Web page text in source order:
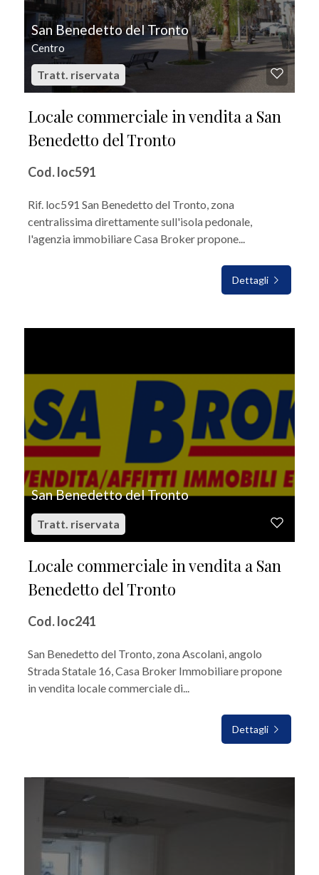
San Benedetto del Tronto
Centro
Tratt. riservata
Locale commerciale in vendita a San
Benedetto del Tronto
Cod. loc591
Rif. loc591 San Benedetto del Tronto, zona
centralissima direttamente sull'isola pedonale,
l'agenzia immobiliare Casa Broker propone...
Dettagli
San Benedetto del Tronto
Tratt. riservata
Locale commerciale in vendita a San
Benedetto del Tronto
Cod. loc241
San Benedetto del Tronto, zona Ascolani, angolo
Strada Statale 16, Casa Broker Immobiliare propone
in vendita locale commerciale di...
Dettagli